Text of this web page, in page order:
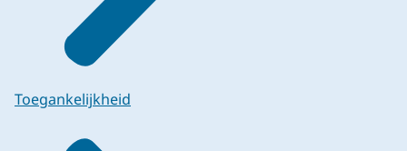
Toegankelijkheid